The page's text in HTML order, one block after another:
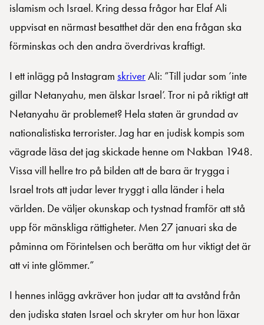
islamism och Israel. Kring dessa frågor har Elaf Ali
uppvisat en närmast besatthet där den ena frågan ska
förminskas och den andra överdrivas kraftigt.
I ett inlägg på Instagram skriverAli: ”Till judar som ’inte
gillar Netanyahu, men älskar Israel’. Tror ni på riktigt att
Netanyahu är problemet? Hela staten är grundad av
nationalistiska terrorister. Jag har en judisk kompis som
vägrade läsa det jag skickade henne om Nakban 1948.
Vissa vill hellre tro på bilden att de bara är trygga i
Israel trots att judar lever tryggt i alla länder i hela
världen. De väljer okunskap och tystnad framför att stå
upp för mänskliga rättigheter. Men 27 januari ska de
påminna om Förintelsen och berätta om hur viktigt det är
att vi inte glömmer.”
I hennes inlägg avkräver hon judar att ta avstånd från
den judiska staten Israel och skryter om hur hon läxar